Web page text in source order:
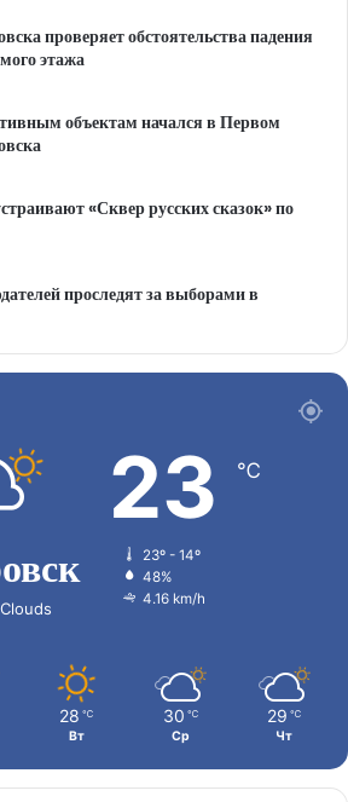
проверяет обстоятельства падения
этажа
объектам начался в Первом
«Сквер русских сказок» по
проследят за выборами в
23 ℃
23º - 14º
48%
4.16 km/h
28 ℃
Вт
30 ℃
Ср
29 ℃
Чт